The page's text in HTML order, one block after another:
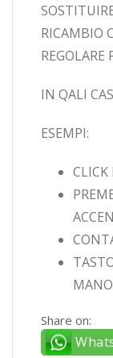
RICAMBIO
IN QALI
ESEMPI:
CLICK
Share on: